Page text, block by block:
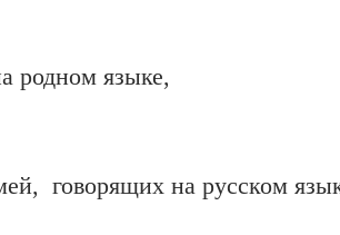
родном языке,
говорящих на русском